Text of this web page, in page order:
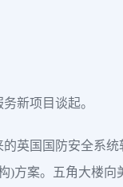
新项目谈起。
英国国防安全系
)方案。五角大楼